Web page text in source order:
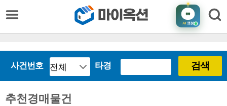
AI챗봇
사건번호 타경 검색
추천경매물건